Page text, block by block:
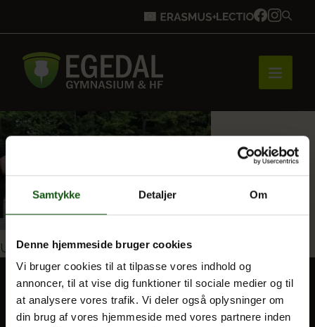
Samtykke Detaljer Om
Denne hjemmeside bruger cookies
Vi bruger cookies til at tilpasse vores indhold og
annoncer, til at vise dig funktioner til sociale medier og til
at analysere vores trafik. Vi deler også oplysninger om
din brug af vores hjemmeside med vores partnere inden
Forside
Brobygning
Bliv elev
Vores uddannelser
Indlægsnavigation
Udgivet i9_126164954112741_2091317657597451
BLIV ELEV